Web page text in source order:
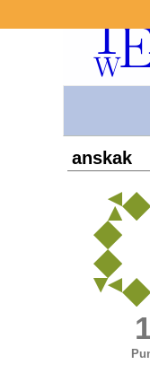
anskak